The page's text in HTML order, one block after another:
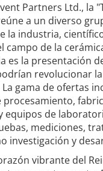
Partners Ltd., la
a un diverso
la industria,
campo de la
es la presentación
revolucionar
gama de ofertas
equipos de
mediciones,
investigación y
vibrante del